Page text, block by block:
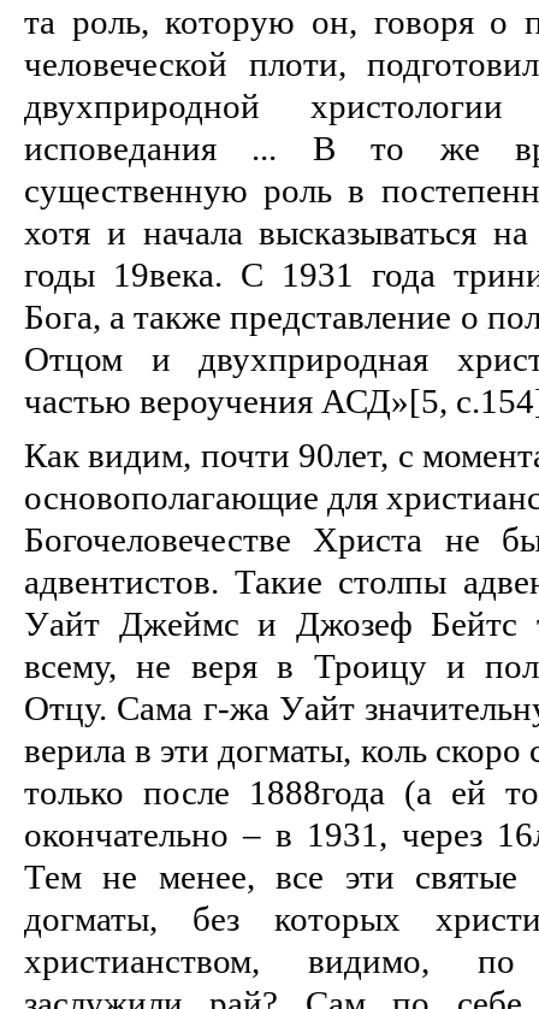
та роль, которую он, говоря о
человеческой плоти,
двухприродной
исповедания ... В то же
существенную роль в
хотя и начала высказываться
годы 19века. С 1931 года
Бога, а также представление о
Отцом и двухприродная
частью вероучения АСД»[5,
Как видим, почти 90лет, с
основополагающие для
Богочеловечестве Христа не
адвентистов. Такие столпы
Уайт Джеймс и Джозеф Бейтс
всему, не веря в Троицу и
Отцу. Сама г-жа Уайт
верила в эти догматы, коль скоро
только после 1888года (а ей
окончательно – в 1931, через
Тем не менее, все эти святые
догматы, без которых
христианством, видимо, по